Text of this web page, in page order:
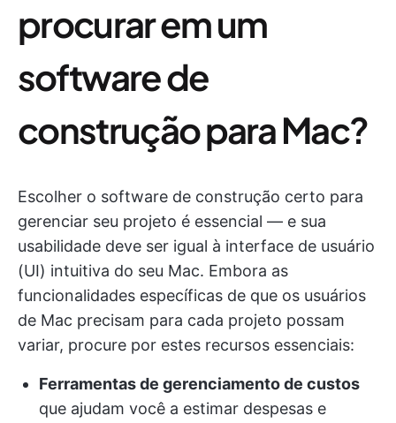
procurar em um
software de
construção para Mac?
Escolher o software de construção certo para
gerenciar seu projeto é essencial — e sua
usabilidade deve ser igual à interface de usuário
(UI) intuitiva do seu Mac. Embora as
funcionalidades específicas de que os usuários
de Mac precisam para cada projeto possam
variar, procure por estes recursos essenciais:
Ferramentas de gerenciamento de custos
que ajudam você a estimar despesas e